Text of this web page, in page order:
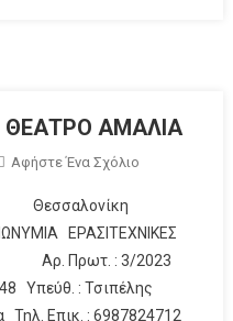
ΘΕΑΤΡΟ ΑΜΑΛΙΑ
Αφήστε Ένα Σχόλιο
ΕΡΑΣΙΤΕΧΝΙΚΕΣ
Πρωτ. : 3/2023
Υπεύθ. : Τσιπέλης
Επικ. : 6987824712